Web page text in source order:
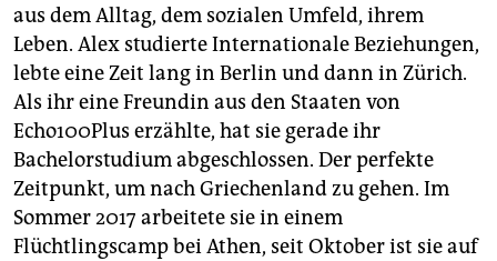
aus dem Alltag, dem sozialen Umfeld, ihrem
Leben. Alex studierte Internationale Beziehungen,
lebte eine Zeit lang in Berlin und dann in Zürich.
Als ihr eine Freundin aus den Staaten von
Echo100Plus erzählte, hat sie gerade ihr
Bachelorstudium abgeschlossen. Der perfekte
Zeitpunkt, um nach Griechenland zu gehen. Im
Sommer 2017 arbeitete sie in einem
Flüchtlingscamp bei Athen, seit Oktober ist sie auf